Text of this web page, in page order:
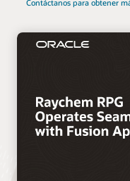
Contáctanos para obtener